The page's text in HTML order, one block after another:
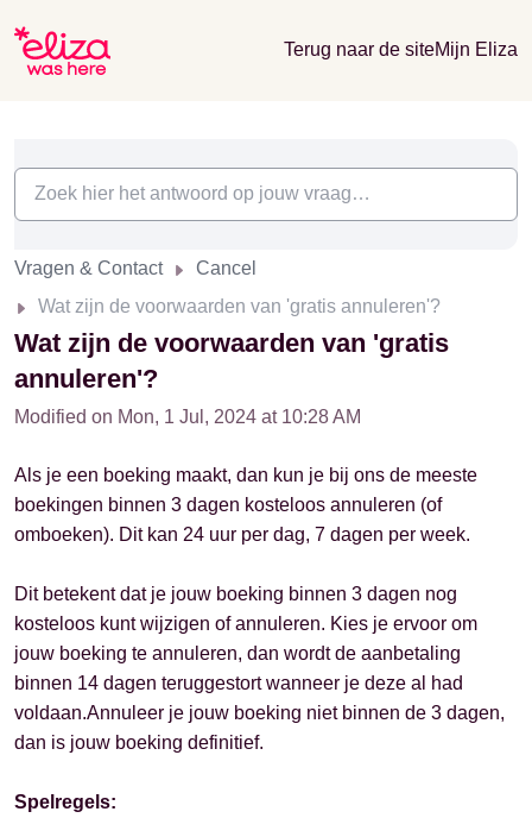
Terug naar de siteMijn Eliza
Vragen & Contact
Cancel
Wat zijn de voorwaarden van 'gratis annuleren'?
Wat zijn de voorwaarden van 'gratis
annuleren'?
Modified on Mon, 1 Jul, 2024 at 10:28 AM
Als je een boeking maakt, dan kun je bij ons de meeste
boekingen binnen 3 dagen kosteloos annuleren (of
omboeken). Dit kan 24 uur per dag, 7 dagen per week.
Dit betekent dat je jouw boeking binnen 3 dagen nog
kosteloos kunt wijzigen of annuleren. Kies je ervoor om
jouw boeking te annuleren, dan wordt de aanbetaling
binnen 14 dagen teruggestort wanneer je deze al had
voldaan.Annuleer je jouw boeking niet binnen de 3 dagen,
dan is jouw boeking definitief.
Spelregels: